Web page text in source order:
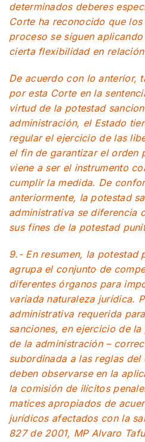
determinados deberes
Corte ha reconocido que
proceso se siguen
cierta flexibilidad en
De acuerdo con lo anterior,
por esta Corte en la
virtud de la potestad
administración, el Estado
regular el ejercicio de las
el fin de garantizar el orden
viene a ser el instrumento
cumplir la medida. De
anteriormente, la potestad
administrativa se diferencia
sus fines de la potestad
9.- En resumen, la potestad
agrupa el conjunto de
diferentes órganos para
variada naturaleza jurídica.
administrativa requerida
sanciones, en ejercicio de
de la administración –
subordinada a las reglas
deben observarse en la
la comisión de ilícitos
matices apropiados de
jurídicos afectados con la
827 de 2001, MP Alvaro